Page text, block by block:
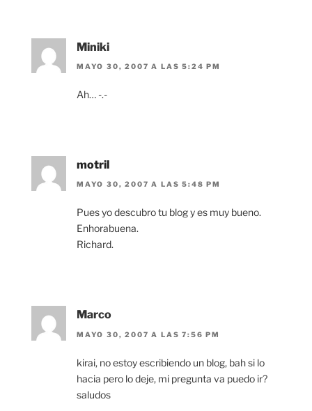
Miniki
MAYO 30, 2007 A LAS 5:24 PM
Ah… -.-
motril
MAYO 30, 2007 A LAS 5:48 PM
Pues yo descubro tu blog y es muy bueno.
Enhorabuena.
Richard.
Marco
MAYO 30, 2007 A LAS 7:56 PM
kirai, no estoy escribiendo un blog, bah si lo
hacia pero lo deje, mi pregunta va puedo ir?
saludos